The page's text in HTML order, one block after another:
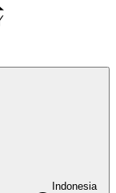
Indonesia